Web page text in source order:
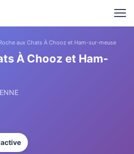
aux Chats À Chooz et Ham-sur-meuse
À Chooz et Ham-